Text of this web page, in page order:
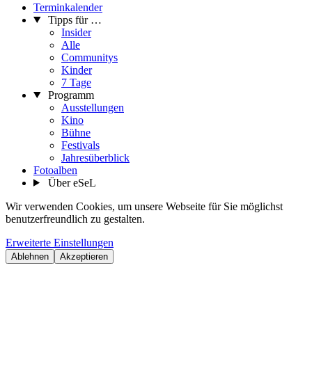
Terminkalender
Tipps für …
Insider
Alle
Communitys
Kinder
7 Tage
Programm
Ausstellungen
Kino
Bühne
Festivals
Jahresüberblick
Fotoalben
Über eSeL
Wir verwenden Cookies, um unsere Webseite für Sie möglichst
benutzerfreundlich zu gestalten.
Erweiterte Einstellungen
Ablehnen Akzeptieren